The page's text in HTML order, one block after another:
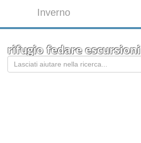
Inverno
rifugio fedare escursioni